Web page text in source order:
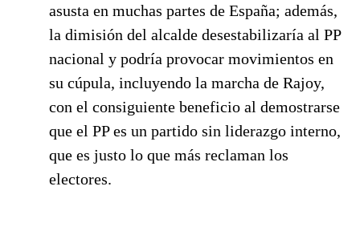
asusta en muchas partes de España; además,
la dimisión del alcalde desestabilizaría al PP
nacional y podría provocar movimientos en
su cúpula, incluyendo la marcha de Rajoy,
con el consiguiente beneficio al demostrarse
que el PP es un partido sin liderazgo interno,
que es justo lo que más reclaman los
electores.